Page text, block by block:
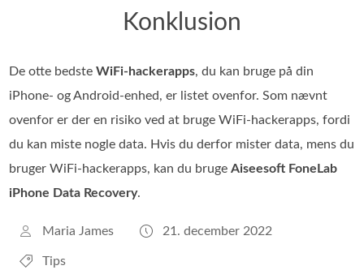
Konklusion
De otte bedsteWiFi‑hackerapps, du kan bruge på din
iPhone‑ og Android‑enhed, er listet ovenfor. Som nævnt
ovenfor er der en risiko ved at bruge WiFi‑hackerapps, fordi
du kan miste nogle data. Hvis du derfor mister data, mens du
bruger WiFi‑hackerapps, kan du brugeAiseesoft FoneLab
iPhone Data Recovery.
Maria James 21. december 2022
Tips